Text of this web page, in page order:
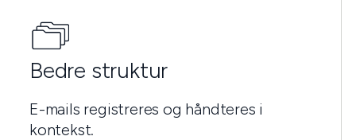
Bedre struktur
E-mails registreres og håndteres i
kontekst.